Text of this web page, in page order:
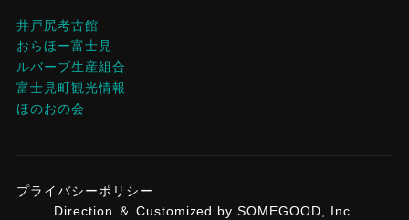
井戸尻考古館
おらほー富士見
ルバーブ生産組合
富士見町観光情報
ほのおの会
プライバシーポリシー
Direction ＆ Customized by SOMEGOOD, Inc.